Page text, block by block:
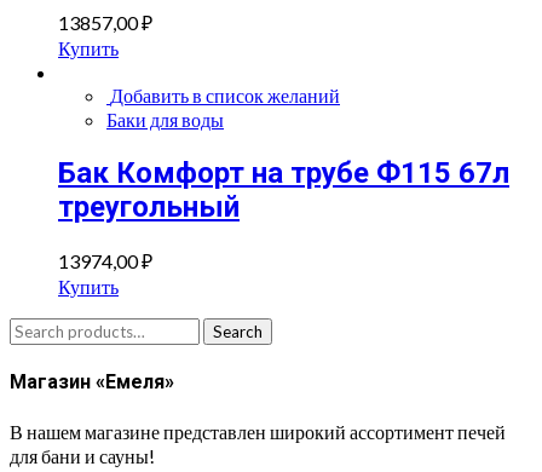
13857,00₽
Купить
Добавить в список желаний
Баки для воды
Бак Комфорт на трубе Ф115 67л
треугольный
13974,00₽
Купить
Search
for:
Search
Магазин «Емеля»
В нашем магазине представлен широкий ассортимент печей
для бани и сауны!